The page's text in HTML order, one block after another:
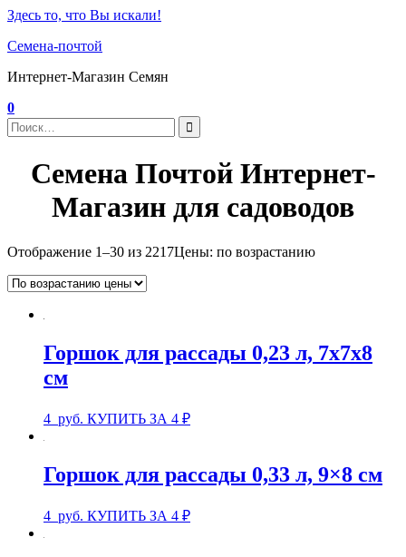
Здесь то, что Вы искали!
Семена-почтой
Интернет-Магазин Семян
0
Семена Почтой Интернет-
Магазин для садоводов
Отображение 1–30 из 2217Цены: по возрастанию
Горшок для рассады 0,23 л, 7x7x8
см
4 руб. КУПИТЬ ЗА 4 ₽
Горшок для рассады 0,33 л, 9×8 см
4 руб. КУПИТЬ ЗА 4 ₽